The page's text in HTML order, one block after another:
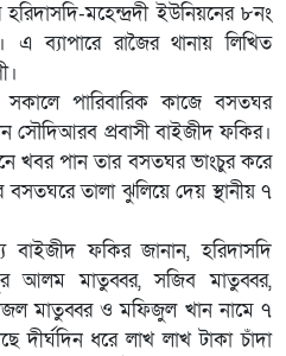
মহেন্দ্রদী ইউনিয়নের ৮নং
ব্যাপারে রাজৈর থানায় লিখিত
পারিবারিক কাজে বসতঘর
সৌদিআরব প্রবাসী বাইজীদ ফকির।
খবর পান তার বসতঘর ভাংচুর করে
তালা ঝুলিয়ে দেয় স্থানীয় ৭
ফকির জানান, হরিদাসদি
আলম মাতুব্বর, সজিব মাতুব্বর,
মাতুব্বর ও মফিজুল খান নামে ৭
দীর্ঘদিন ধরে লাখ লাখ টাকা চাঁদা